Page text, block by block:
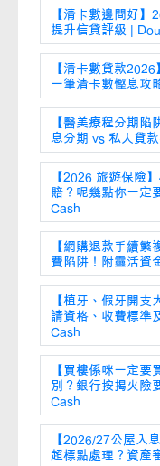
【清卡數邊間好
提升信貸評級 |
【清卡數貸款
一筆清卡數慳息攻
【醫美療程分期
息分期 vs 私人貸
【2026 旅遊保險
賠？呢幾點你一定
Cash
【網購退款手續
費陷阱！附靈活資
【植牙、假牙開支
請資格、收費標準
Cash
【買樓係咪一定要
別？銀行按揭火險
Cash
【2026/27公屋入
超標點處理？資產